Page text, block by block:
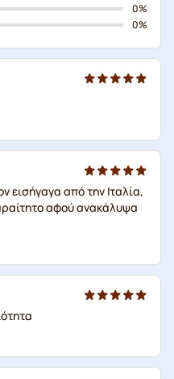
0%
0%
εισήγαγα από την Ιταλία,
αφού ανακάλυψα